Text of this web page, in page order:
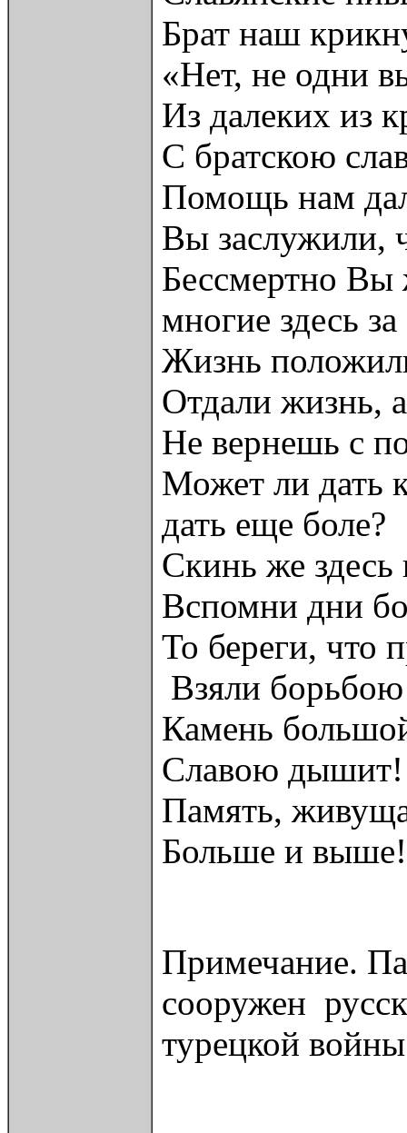
Брат наш
«Нет, не одни
Из далеких из
С братскою
Помощь нам
Вы заслужили,
Бессмертно Вы
многие здесь
Жизнь
Отдали жизнь,
Не вернешь с
Может ли дать
дать еще боле?
Скинь же
Вспомни дни
То береги, что
Взяли борьбою
Камень
Славою дышит!
Память,
Больше и выше!
Примечание.
сооружен
турецкой